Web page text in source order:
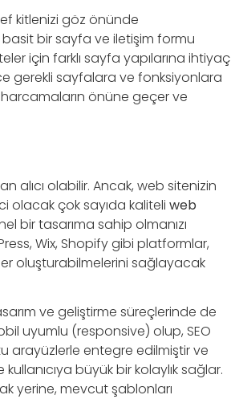
kitlenizi göz önünde
basit bir sayfa ve iletişim formu
için farklı sayfa yapılarına ihtiyaç
gerekli sayfalara ve fonksiyonlara
harcamaların önüne geçer ve
alıcı olabilir. Ancak, web sitenizin
olacak çok sayıda kaliteli web
bir tasarıma sahip olmanızı
Wix, Shopify gibi platformlar,
oluşturabilmelerini sağlayacak
ve geliştirme süreçlerinde de
uyumlu (responsive) olup, SEO
arayüzlerle entegre edilmiştir ve
büyük bir kolaylık sağlar.
yerine, mevcut şablonları